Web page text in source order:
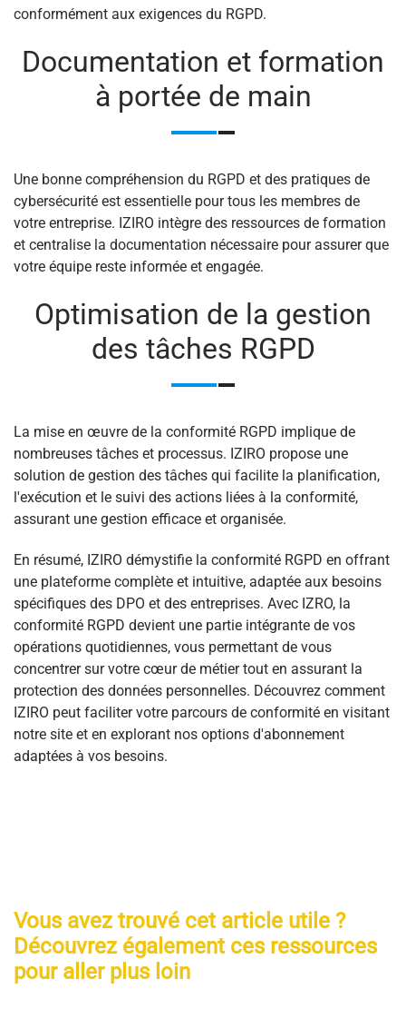
conformément aux exigences du RGPD.
Documentation et formation
à portée de main
Une bonne compréhension du RGPD et des pratiques de
cybersécurité est essentielle pour tous les membres de
votre entreprise. IZIRO intègre des ressources de formation
et centralise la documentation nécessaire pour assurer que
votre équipe reste informée et engagée.
Optimisation de la gestion
des tâches RGPD
La mise en œuvre de la conformité RGPD implique de
nombreuses tâches et processus. IZIRO propose une
solution de gestion des tâches qui facilite la planification,
l'exécution et le suivi des actions liées à la conformité,
assurant une gestion efficace et organisée.
En résumé, IZIRO démystifie la conformité RGPD en offrant
une plateforme complète et intuitive, adaptée aux besoins
spécifiques des DPO et des entreprises. Avec IZRO, la
conformité RGPD devient une partie intégrante de vos
opérations quotidiennes, vous permettant de vous
concentrer sur votre cœur de métier tout en assurant la
protection des données personnelles. Découvrez comment
IZIRO peut faciliter votre parcours de conformité en visitant
notre site et en explorant nos options d'abonnement
adaptées à vos besoins.
Vous avez trouvé cet article utile ?
Découvrez également ces ressources
pour aller plus loin